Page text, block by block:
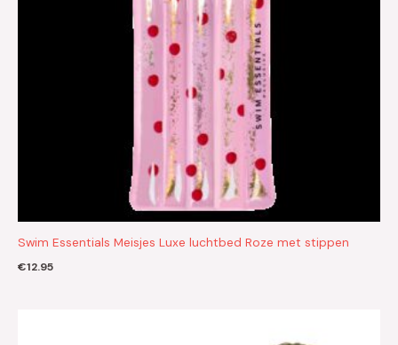
Swim Essentials Meisjes Luxe luchtbed Roze met stippen
€12.95